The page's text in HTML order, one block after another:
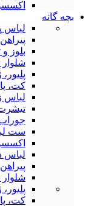
بچه گانه
لباس
بلوز
کت،
لباس
ست
لباس
شلوار
کت،